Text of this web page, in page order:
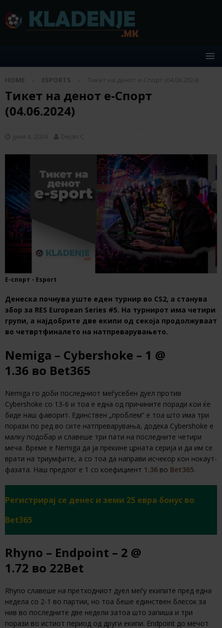
HOME ESPORTS Тикет на денот е-Спорт (04.06.2024)
Тикет на денот е-Спорт
(04.06.2024)
јуни 4, 2024 Dejan C
Е-спорт - Esport
Денеска почнува уште еден турнир во CS2, а станува
збор за RES European Series #5. На турнирот има четири
групи, а најдобрите две екипи од секоја продолжуваат
во четвртфиналето на натпреварувањето.
Nemiga – Cybershoke – 1 @
1.36 во Bet365
Nemiga го доби последниот меѓусебен дуел против
Cybershoke со 13-6 и тоа е една од причините поради кои ќе
биде наш фаворит. Единствен „проблем“ е тоа што има три
порази по ред во сите натпреварувања, додека Cybershoke е
малку подобар и славеше три пати на последните четири
меча. Време е Nemiga да ја прекине црната серија и да им се
врати на триумфите, а со тоа да направи исчекор кон нокаут-
фазата. Наш предлог е 1 со коефициент 1.36 во Bet365.
Регистрирај се денес и земи 25 евра бонус во
Bet365
Rhyno – Endpoint – 2 @
1.72 во 22Bet
Rhyno славеше на претходниот дуел меѓу екипите пред една
недела со 2-1 во партии, но тоа беше единствен блесок за
нив во последните две недели затоа што запиша и три
порази во истиот период од други екипи. Endpoint до мечот